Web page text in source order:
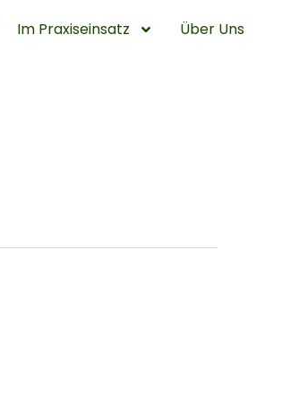
Im Praxiseinsatz Über Uns